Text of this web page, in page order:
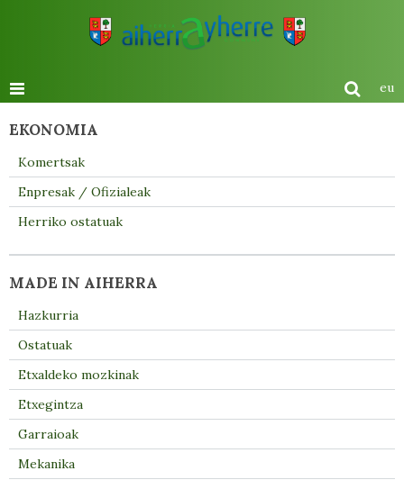
eu
EKONOMIA
Komertsak
Enpresak / Ofizialeak
Herriko ostatuak
MADE IN AIHERRA
Hazkurria
Ostatuak
Etxaldeko mozkinak
Etxegintza
Garraioak
Mekanika